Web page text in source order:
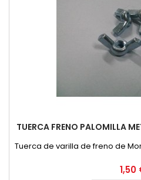
TUERCA FRENO PALOMILLA
Tuerca de varilla de freno de
1,50